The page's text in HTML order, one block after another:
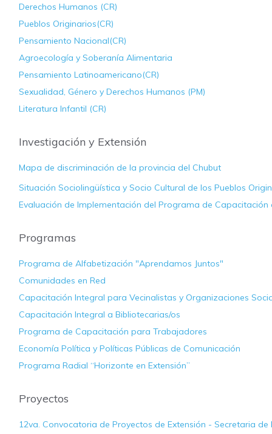
Derechos Humanos (CR)
Pueblos Originarios(CR)
Pensamiento Nacional(CR)
Agroecología y Soberanía Alimentaria
Pensamiento Latinoamericano(CR)
Sexualidad, Género y Derechos Humanos (PM)
Literatura Infantil (CR)
Investigación y Extensión
Mapa de discriminación de la provincia del Chubut
Situación Sociolingüística y Socio Cultural de los Pueblos
Evaluación de Implementación del Programa de Capacitación
Programas
Programa de Alfabetización "Aprendamos Juntos"
Comunidades en Red
Capacitación Integral para Vecinalistas y Organizaciones
Capacitación Integral a Bibliotecarias/os
Programa de Capacitación para Trabajadores
Economía Política y Políticas Públicas de Comunicación
Programa Radial “Horizonte en Extensión”
Proyectos
12va. Convocatoria de Proyectos de Extensión - Secretaria de